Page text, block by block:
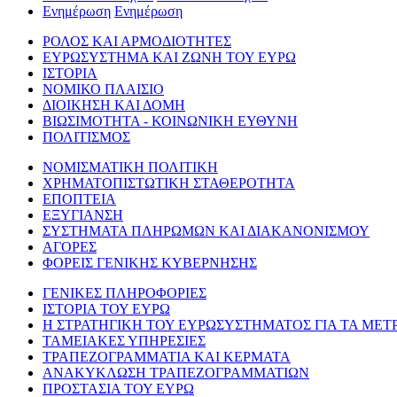
Ενημέρωση Ενημέρωση
ΡΟΛΟΣ ΚΑΙ ΑΡΜΟΔΙΟΤΗΤΕΣ
ΕΥΡΩΣΥΣΤΗΜΑ ΚΑΙ ΖΩΝΗ ΤΟΥ ΕΥΡΩ
ΙΣΤΟΡΙΑ
ΝΟΜΙΚΟ ΠΛΑΙΣΙΟ
ΔΙΟΙΚΗΣΗ ΚΑΙ ΔΟΜΗ
ΒΙΩΣΙΜΟΤΗΤΑ - ΚΟΙΝΩΝΙΚΗ ΕΥΘΥΝΗ
ΠΟΛΙΤΙΣΜΟΣ
ΝΟΜΙΣΜΑΤΙΚΗ ΠΟΛΙΤΙΚΗ
ΧΡΗΜΑΤΟΠΙΣΤΩΤΙΚΗ ΣΤΑΘΕΡΟΤΗΤΑ
ΕΠΟΠΤΕΙΑ
ΕΞΥΓΙΑΝΣΗ
ΣΥΣΤΗΜΑΤΑ ΠΛΗΡΩΜΩΝ ΚΑΙ ΔΙΑΚΑΝΟΝΙΣΜΟΥ
ΑΓΟΡΕΣ
ΦΟΡΕΙΣ ΓΕΝΙΚΗΣ ΚΥΒΕΡΝΗΣΗΣ
ΓΕΝΙΚΕΣ ΠΛΗΡΟΦΟΡΙΕΣ
ΙΣΤΟΡΙΑ ΤΟΥ ΕΥΡΩ
Η ΣΤΡΑΤΗΓΙΚΗ ΤΟΥ ΕΥΡΩΣΥΣΤΗΜΑΤΟΣ ΓΙΑ ΤΑ
ΤΑΜΕΙΑΚΕΣ ΥΠΗΡΕΣΙΕΣ
ΤΡΑΠΕΖΟΓΡΑΜΜΑΤΙΑ ΚΑΙ ΚΕΡΜΑΤΑ
ΑΝΑΚΥΚΛΩΣΗ ΤΡΑΠΕΖΟΓΡΑΜΜΑΤΙΩΝ
ΠΡΟΣΤΑΣΙΑ ΤΟΥ ΕΥΡΩ